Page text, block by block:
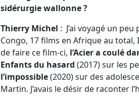
sidérurgie wallonne ?
Thierry Michel : J’ai voyagé un
Congo, 17 films en Afrique au
de faire ce film-ci, l’Acier a coulé
Enfants du hasard (2017) sur les
l’impossible(2020) sur des
Martin. J’avais le désir de raconter